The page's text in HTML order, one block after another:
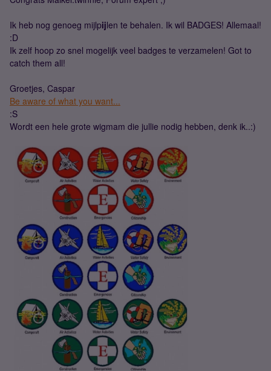
Ik heb nog genoeg mijlpijlen te behalen. Ik wil BADGES! Allemaal!
:D
Ik zelf hoop zo snel mogelijk veel badges te verzamelen! Got to
catch them all!
Groetjes, Caspar
Be aware of what you want...
:S
Wordt een hele grote wigmam die jullie nodig hebben, denk ik..:)